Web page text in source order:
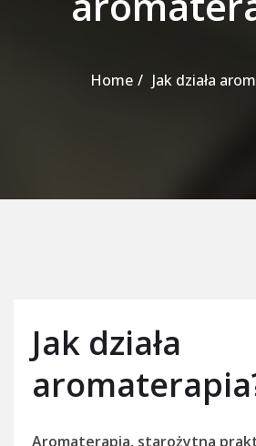
Home Jak działa
Jak działa
Aromaterapia, starożytna